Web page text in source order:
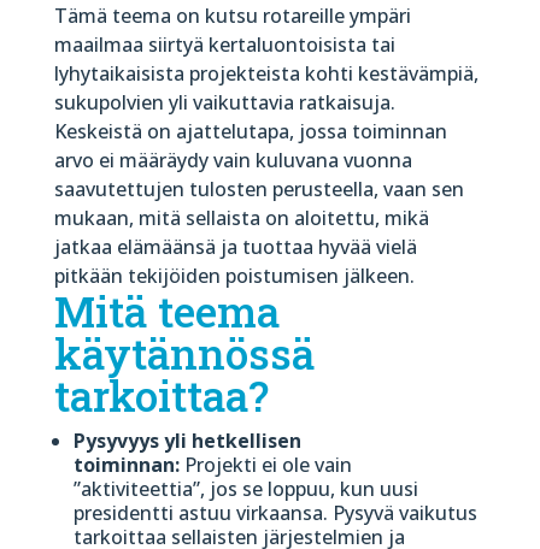
​Tämä teema on kutsu rotareille ympäri
maailmaa siirtyä kertaluontoisista tai
lyhytaikaisista projekteista kohti kestävämpiä,
sukupolvien yli vaikuttavia ratkaisuja.
Keskeistä on ajattelutapa, jossa toiminnan
arvo ei määräydy vain kuluvana vuonna
saavutettujen tulosten perusteella, vaan sen
mukaan, mitä sellaista on aloitettu, mikä
jatkaa elämäänsä ja tuottaa hyvää vielä
pitkään tekijöiden poistumisen jälkeen.
​Mitä teema
käytännössä
tarkoittaa?
Pysyvyys yli hetkellisen
toiminnan:Projekti ei ole vain
”aktiviteettia”, jos se loppuu, kun uusi
presidentti astuu virkaansa. Pysyvä vaikutus
tarkoittaa sellaisten järjestelmien ja